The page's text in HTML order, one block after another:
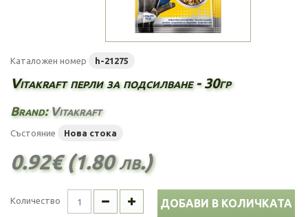
Каталожен номер h-21275
Vitakraft перли за подсилване - 30гр
Brand: Vitakraft
Състояние Нова стока
0.92€ (1.80 лв.)
Количество ДОБАВИ В КОЛИЧКАТА